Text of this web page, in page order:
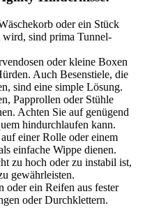
oder ein Stück
sind prima Tunnel-
oder kleine Boxen
Auch Besenstiele, die
sind eine simple Lösung.
Papprollen oder Stühle
Achten Sie auf genügend
hindurchlaufen kann.
einer Rolle oder einem
einfache Wippe dienen.
zu hoch oder zu instabil ist,
gewährleisten.
ein Reifen aus fester
oder Durchklettern.